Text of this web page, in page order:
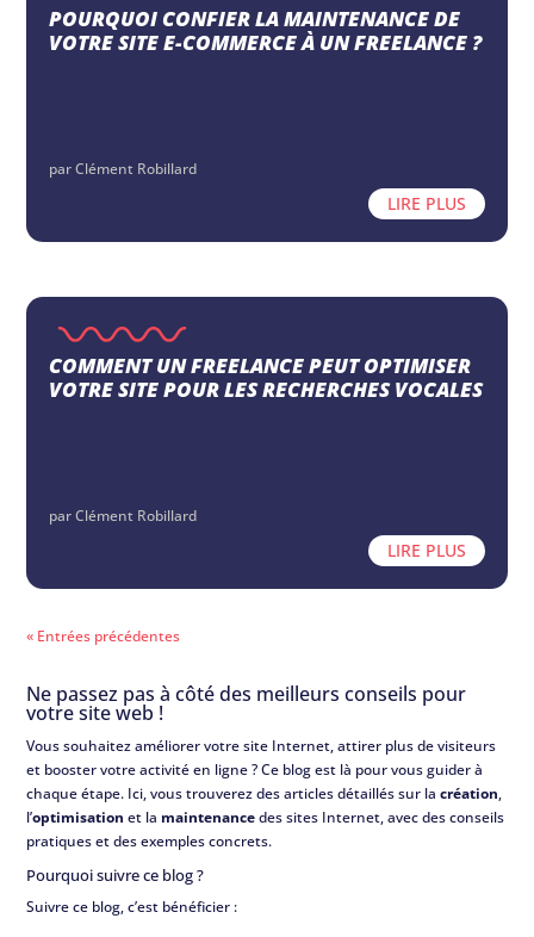
POURQUOI CONFIER LA MAINTENANCE DE
VOTRE SITE E-COMMERCE À UN FREELANCE ?
parClément Robillard
LIRE PLUS
COMMENT UN FREELANCE PEUT OPTIMISER
VOTRE SITE POUR LES RECHERCHES VOCALES
parClément Robillard
LIRE PLUS
« Entrées précédentes
Ne passez pas à côté des meilleurs conseils pour
votre site web !
Vous souhaitez améliorer votre site Internet, attirer plus de visiteurs
et booster votre activité en ligne ? Ce blog est là pour vous guider à
chaque étape. Ici, vous trouverez des articles détaillés sur lacréation,
l’optimisation et la maintenancedes sites Internet, avec des conseils
pratiques et des exemples concrets.
Pourquoi suivre ce blog ?
Suivre ce blog, c’est bénéficier :